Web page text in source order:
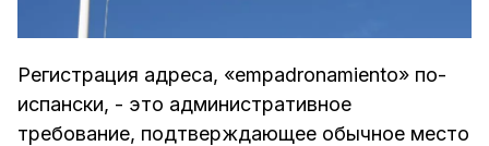
Регистрация адреса, «empadronamiento» по-
испански, - это административное
требование, подтверждающее обычное место